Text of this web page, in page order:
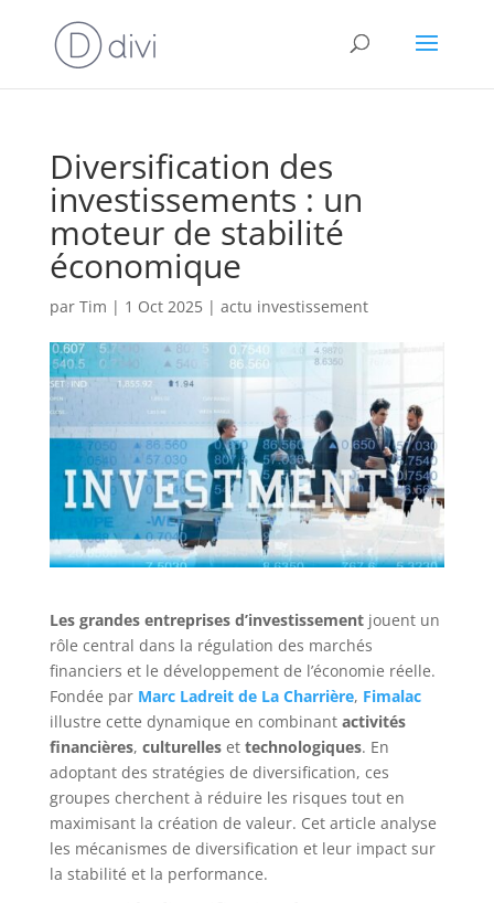
Diversification des
investissements : un
moteur de stabilité
économique
par Tim | 1 Oct 2025| actu investissement
Les grandes entreprises d’investissementjouent un
rôle central dans la régulation des marchés
financiers et le développement de l’économie réelle.
Fondée par Marc Ladreit de La Charrière, Fimalac
illustre cette dynamique en combinant activités
financières, culturelleset technologiques. En
adoptant des stratégies de diversification, ces
groupes cherchent à réduire les risques tout en
maximisant la création de valeur. Cet article analyse
les mécanismes de diversification et leur impact sur
la stabilité et la performance.